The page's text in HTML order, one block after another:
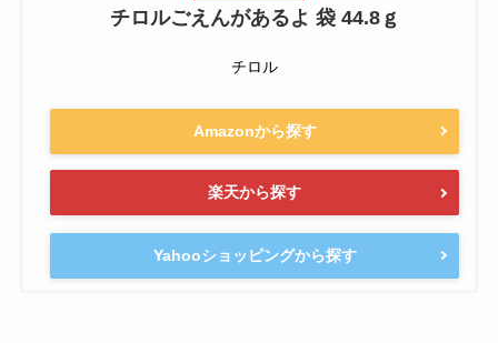
チロルごえんがあるよ 袋 44.8ｇ
チロル
Amazonから探す
楽天から探す
Yahooショッピングから探す